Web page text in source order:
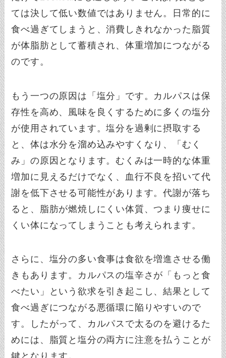
ては決して低い数値ではありません。日常的に
食べ過ぎてしまうと、消費しきれなかった脂質
が体脂肪として蓄積され、体重増加につながる
のです。
もう一つの原因は「塩分」です。カルパスは保
存性を高め、風味を良くするために多くの塩分
が使用されています。塩分を過剰に摂取する
と、体は水分を溜め込みやすくなり、「むく
み」の原因となります。むくみは一時的な体重
増加に見えるだけでなく、血行不良を招いて代
謝を低下させる可能性があります。代謝が落ち
ると、脂肪が燃焼しにくい体質、つまり痩せに
くい体になってしまうことも考えられます。
さらに、塩分の多い食事は食欲を増進させる働
きもあります。カルパスの塩辛さが「もっと食
べたい」という欲求を引き起こし、結果として
食べ過ぎにつながる悪循環に陥りやすいので
す。したがって、カルパスで太るのを避けるた
めには、脂質と塩分の両方に注意を払うことが